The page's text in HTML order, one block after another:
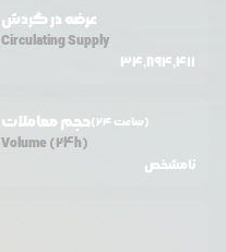
عرضه در گردش
Circulating Supply
34,894,411
حجم معاملات (24 ساعت)
Volume (24h)
نامشخص